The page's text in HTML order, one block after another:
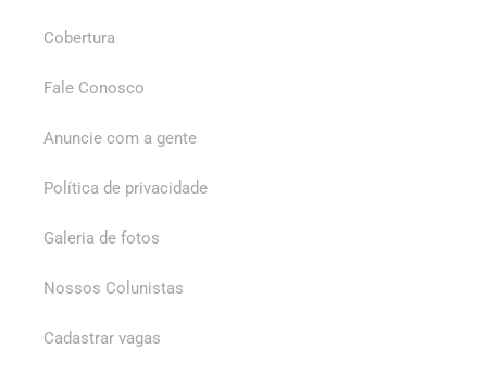
Cobertura
Fale Conosco
Anuncie com a gente
Política de privacidade
Galeria de fotos
Nossos Colunistas
Cadastrar vagas